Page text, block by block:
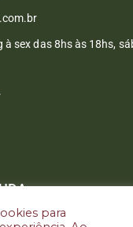
à sex das 8hs às 18hs,
devoluções
para